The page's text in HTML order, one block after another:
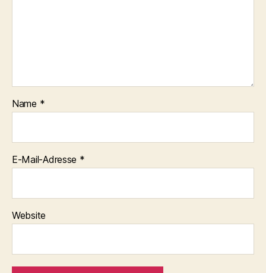
Name *
E-Mail-Adresse *
Website